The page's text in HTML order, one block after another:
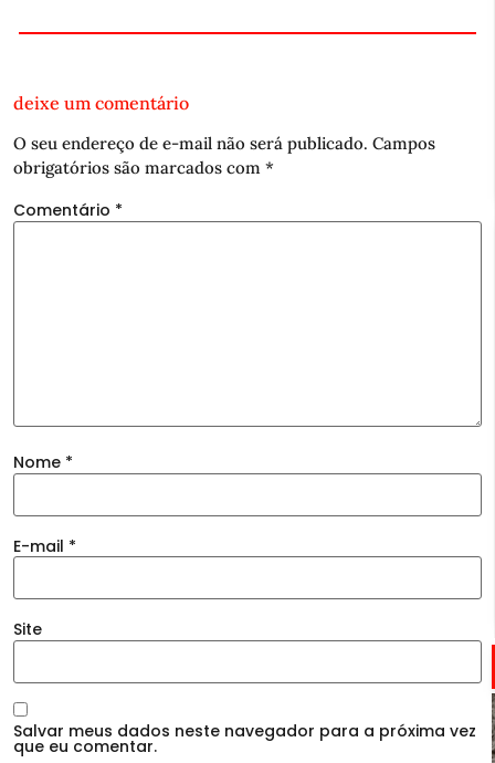
deixe um comentário
O seu endereço de e-mail não será publicado. Campos
obrigatórios são marcados com *
Comentário *
Nome *
E-mail *
Site
Salvar meus dados neste navegador para a próxima vez
que eu comentar.